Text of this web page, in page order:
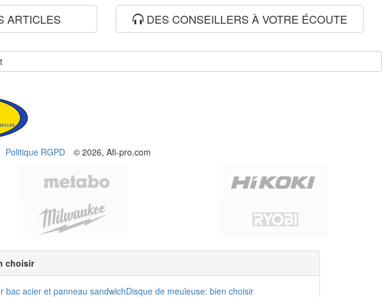
ARTICLES DES CONSEILLERS À VOTRE ÉCOUTE
Politique RGPD © 2026, Afi-pro.com
choisir
bac acier et panneau sandwichDisque de meuleuse: bien choisir